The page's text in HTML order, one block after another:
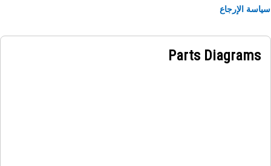
الإرجاع
Parts Diagrams